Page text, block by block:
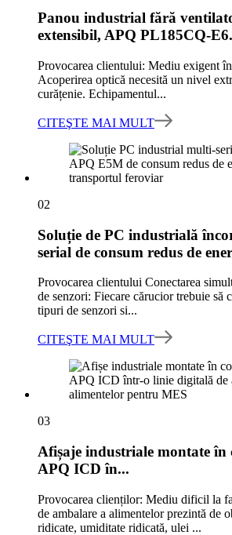
Panou industrial fără
extensibil, APQ PL185CQ-
Provocarea clientului: Mediu exigent
Acoperirea optică necesită un nivel
curățenie. Echipamentul...
CITEŞTE MAI MULT
02
Soluție de PC industrială
serial de consum redus de
Provocarea clientului Conectarea
de senzori: Fiecare cărucior trebuie să
tipuri de senzori si...
CITEŞTE MAI MULT
03
Afișaje industriale montate în
APQ ICD în...
Provocarea clienților: Mediu dificil la
de ambalare a alimentelor prezintă de
ridicate, umiditate ridicată, ulei ...